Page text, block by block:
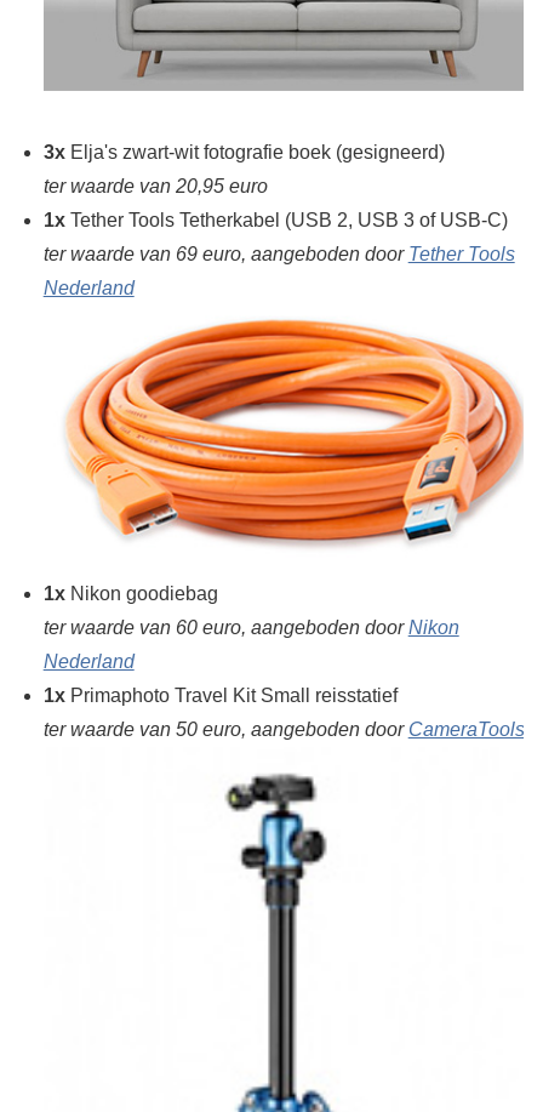
3xElja's zwart-wit fotografie boek (gesigneerd)
ter waarde van 20,95 euro
1xTether Tools Tetherkabel (USB 2, USB 3 of USB-C)
ter waarde van 69 euro, aangeboden door Tether Tools
Nederland
1xNikon goodiebag
ter waarde van 60 euro, aangeboden doorNikon
Nederland
1xPrimaphoto Travel Kit Small reisstatief
ter waarde van 50 euro, aangeboden door CameraTools